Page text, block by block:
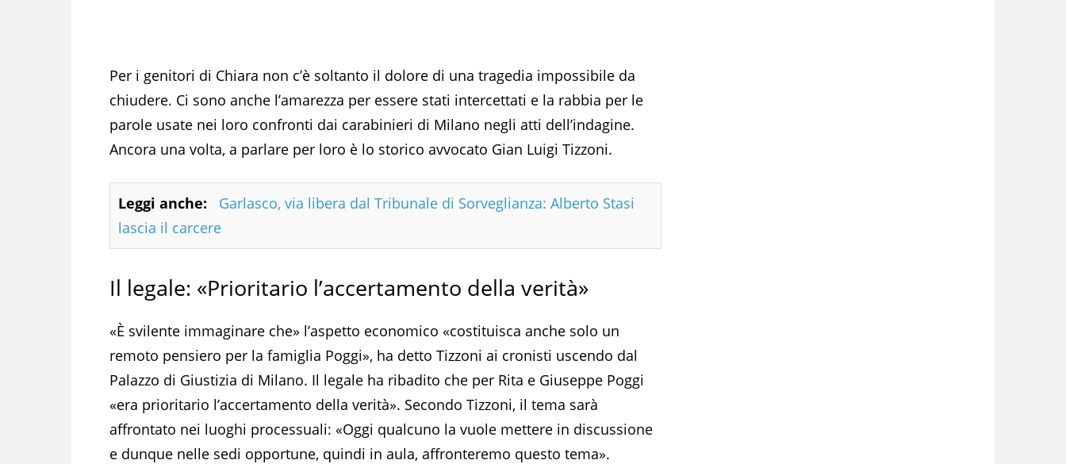
Per i genitori di Chiara non c’è soltanto il dolore di una tragedia impossibile da
chiudere. Ci sono anche l’amarezza per essere stati intercettati e la rabbia per le
parole usate nei loro confronti dai carabinieri di Milano negli atti dell’indagine.
Ancora una volta, a parlare per loro è lo storico avvocato Gian Luigi Tizzoni.
Leggi anche:
Garlasco, via libera dal Tribunale di Sorveglianza: Alberto Stasi
lascia il carcere
Il legale: «Prioritario l’accertamento della verità»
«È svilente immaginare che» l’aspetto economico «costituisca anche solo un
remoto pensiero per la famiglia Poggi», ha detto Tizzoni ai cronisti uscendo dal
Palazzo di Giustizia di Milano. Il legale ha ribadito che per Rita e Giuseppe Poggi
«era prioritario l’accertamento della verità». Secondo Tizzoni, il tema sarà
affrontato nei luoghi processuali: «Oggi qualcuno la vuole mettere in discussione
e dunque nelle sedi opportune, quindi in aula, affronteremo questo tema».